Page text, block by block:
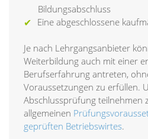
Bildungsabschluss
Eine abgeschlossene
Je nach Lehrgangsanbieter
Weiterbildung auch mit einer
Berufserfahrung antreten,
Voraussetzungen zu erfüllen.
Abschlussprüfung teilnehmen
allgemeinen
geprüften Betriebswirtes.